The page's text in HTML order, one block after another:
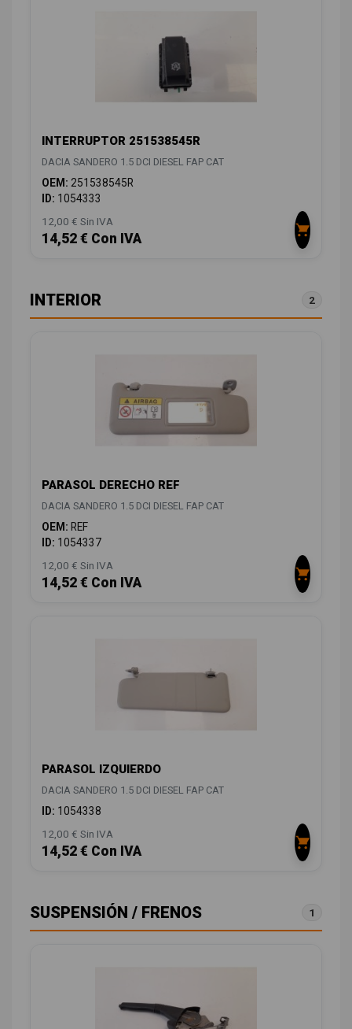
INTERRUPTOR 251538545R
DACIA SANDERO 1.5 DCI DIESEL FAP CAT
OEM: 251538545R
ID: 1054333
12,00 € Sin IVA
14,52 € Con IVA
INTERIOR 2
PARASOL DERECHO REF
DACIA SANDERO 1.5 DCI DIESEL FAP CAT
OEM: REF
ID: 1054337
12,00 € Sin IVA
14,52 € Con IVA
PARASOL IZQUIERDO
DACIA SANDERO 1.5 DCI DIESEL FAP CAT
ID: 1054338
12,00 € Sin IVA
14,52 € Con IVA
SUSPENSIÓN / FRENOS 1